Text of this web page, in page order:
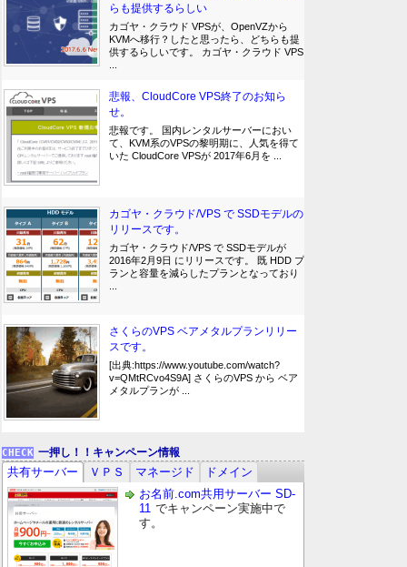
らも提供するらしい
カゴヤ・クラウド VPSが、OpenVZから
KVMへ移行？したと思ったら、どちらも提
供するらしいです。 カゴヤ・クラウド VPS
悲報、CloudCore VPS終了のお知ら
せ。
悲報です。 国内レンタルサーバーにおい
て、KVM系のVPSの黎明期に、人気を得て
いた CloudCore VPSが 2017年6月を ...
カゴヤ・クラウド/VPS で SSDモデルの
リリースです。
カゴヤ・クラウド/VPS で SSDモデルが
2016年2月9日 にリリースです。 既 HDD プ
ランと容量を減らしたプランとなっており
さくらのVPS ベアメタルプランリリー
スです。
[出典:https://www.youtube.com/watch?
v=QMtRCvo4S9A] さくらのVPS から ベア
メタルプランが ...
一押し！！キャンペーン情報
共有サーバー ＶＰＳ マネージド
ドメイン
お名前.com共用サーバー SD-
11 でキャンペーン実施中で
す。